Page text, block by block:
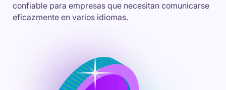
confiable para empresas que necesitan comunicarse
eficazmente en varios idiomas.